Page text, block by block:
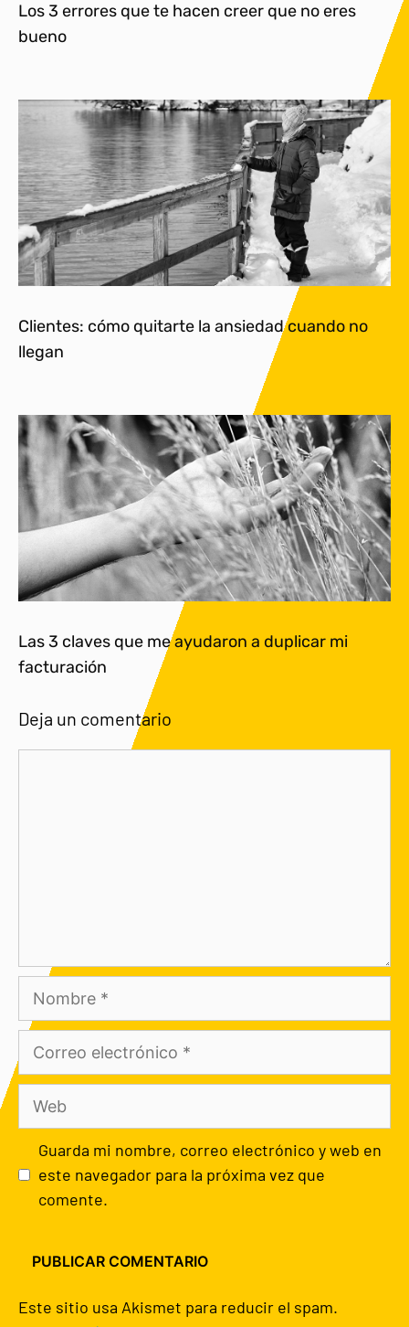
Los 3 errores que te hacen creer que no eres
bueno
Clientes: cómo quitarte la ansiedad cuando no
llegan
Las 3 claves que me ayudaron a duplicar mi
facturación
Deja un comentario
Guarda mi nombre, correo electrónico y web en
este navegador para la próxima vez que
comente.
Este sitio usa Akismet para reducir el spam.